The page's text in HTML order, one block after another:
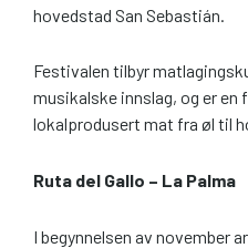
hovedstad San Sebastián.
Festivalen tilbyr
musikalske innslag, og er en
lokalprodusert mat fra øl til
Ruta del Gallo – La Palma
I begynnelsen av november